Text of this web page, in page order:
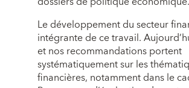
Le développement du secteur
intégrante de ce travail.
et nos recommandations portent
systématiquement sur les
financières, notamment dans le